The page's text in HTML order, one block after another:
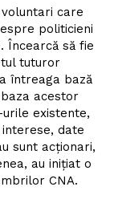
care
politicieni
Încearcă să fie
tuturor
întreaga bază
acestor
existente,
date
sunt acționari,
au inițiat o
CNA.